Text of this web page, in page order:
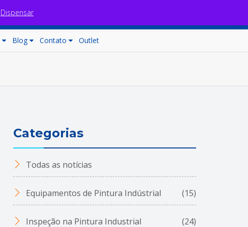
Blog Contato Outlet
Categorias
Todas as notícias
Equipamentos de Pintura Indústrial (15)
Inspeção na Pintura Industrial (24)
Dispensar